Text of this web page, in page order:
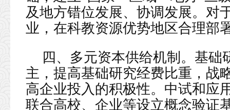
及地方错位发展、协调发展。对
业，在科教资源优势地区合理部
四、多元资本供给机制。基
主，提高基础研究经费比重，战
高企业投入的积极性。中试和应
联合高校、企业等设立概念验证